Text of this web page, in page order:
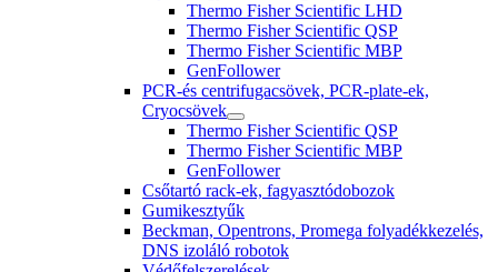
Thermo Fisher Scientific LHD
Thermo Fisher Scientific QSP
Thermo Fisher Scientific MBP
GenFollower
PCR-és centrifugacsövek, PCR-plate-ek,
Cryocsövek
Thermo Fisher Scientific QSP
Thermo Fisher Scientific MBP
GenFollower
Csőtartó rack-ek, fagyasztódobozok
Gumikesztyűk
Beckman, Opentrons, Promega folyadékkezelés,
DNS izoláló robotok